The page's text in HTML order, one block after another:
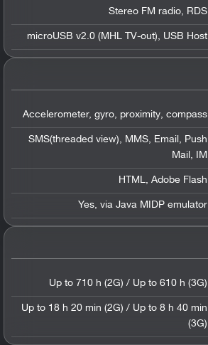
Stereo FM radio, RDS
microUSB v2.0 (MHL TV-out), USB Host
Accelerometer, gyro, proximity, compass
SMS(threaded view), MMS, Email, Push
Mail, IM
HTML, Adobe Flash
Yes, via Java MIDP emulator
Up to 710 h (2G) / Up to 610 h (3G)
Up to 18 h 20 min (2G) / Up to 8 h 40 min
(3G)